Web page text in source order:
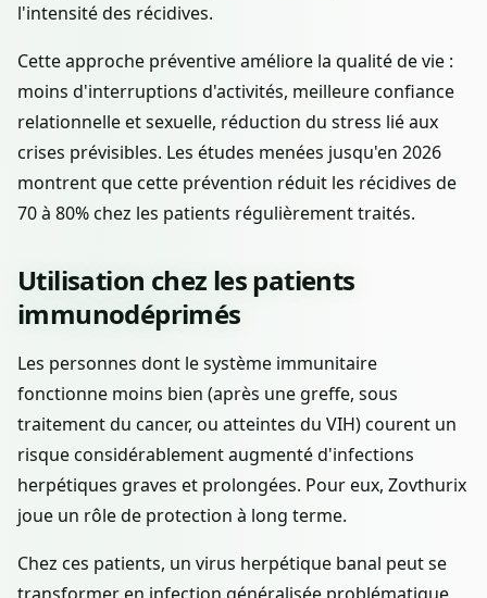
l'intensité des récidives.
Cette approche préventive améliore la qualité de vie :
moins d'interruptions d'activités, meilleure confiance
relationnelle et sexuelle, réduction du stress lié aux
crises prévisibles. Les études menées jusqu'en 2026
montrent que cette prévention réduit les récidives de
70 à 80% chez les patients régulièrement traités.
Utilisation chez les patients
immunodéprimés
Les personnes dont le système immunitaire
fonctionne moins bien (après une greffe, sous
traitement du cancer, ou atteintes du VIH) courent un
risque considérablement augmenté d'infections
herpétiques graves et prolongées. Pour eux, Zovthurix
joue un rôle de protection à long terme.
Chez ces patients, un virus herpétique banal peut se